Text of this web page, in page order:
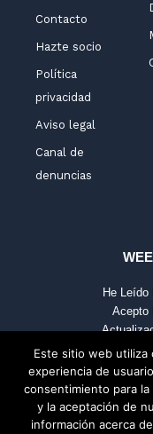
Contacto
Hazte socio
Política
privacidad
Aviso legal
Canal de
denuncias
He Leído
Acepto
De
Email
Este sitio web utiliza
experiencia de
consentimiento para
y la aceptación de
información acerca